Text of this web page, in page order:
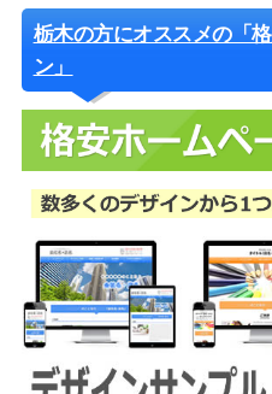
栃木の方にオススメの「
ン」